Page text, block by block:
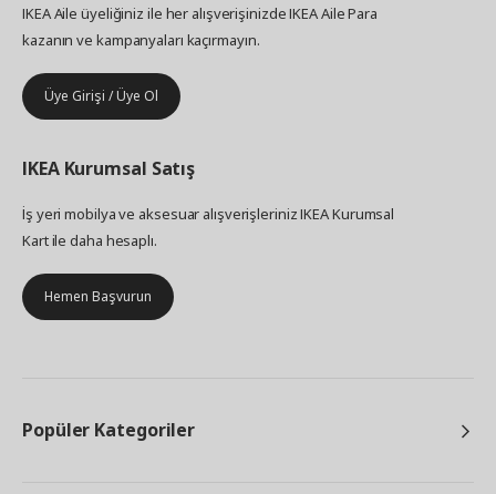
IKEA Aile üyeliğiniz ile her alışverişinizde IKEA Aile Para
kazanın ve kampanyaları kaçırmayın.
Üye Girişi / Üye Ol
IKEA Kurumsal Satış
İş yeri mobilya ve aksesuar alışverişleriniz IKEA Kurumsal
Kart ile daha hesaplı.
Hemen Başvurun
Popüler Kategoriler